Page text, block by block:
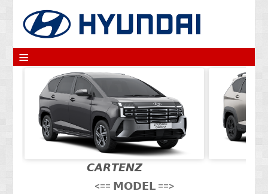
≡
𝘾𝘼𝙍𝙏𝙀𝙉𝙕
<== 𝗠𝗢𝗗𝗘𝗟 ==>